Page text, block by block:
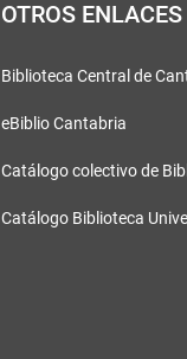
OTROS ENLACES
Biblioteca Central de
eBiblio Cantabria
Catálogo colectivo de
Catálogo Biblioteca